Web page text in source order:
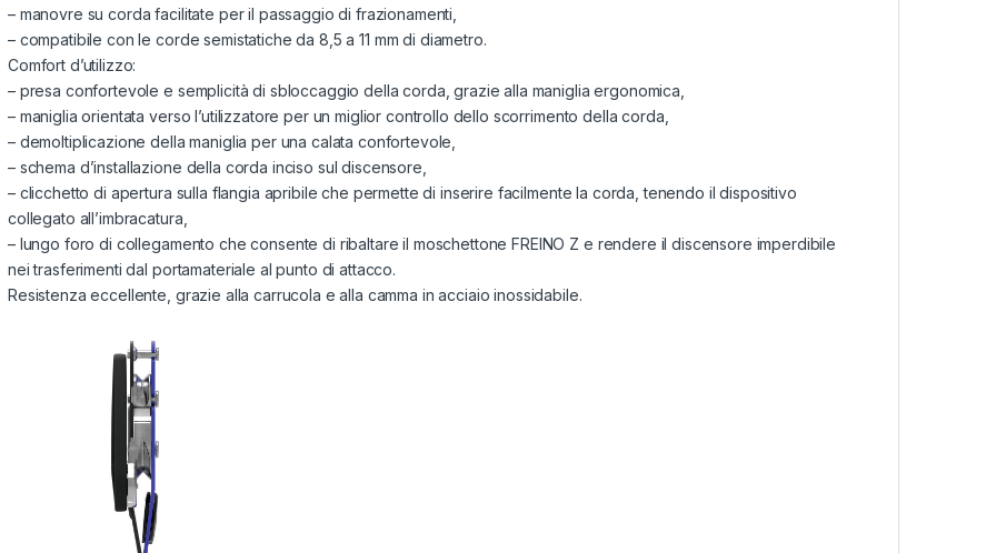
– manovre su corda facilitate per il passaggio di frazionamenti,
– compatibile con le corde semistatiche da 8,5 a 11 mm di diametro.
Comfort d’utilizzo:
– presa confortevole e semplicità di sbloccaggio della corda, grazie alla maniglia ergonomica,
– maniglia orientata verso l’utilizzatore per un miglior controllo dello scorrimento della corda,
– demoltiplicazione della maniglia per una calata confortevole,
– schema d’installazione della corda inciso sul discensore,
– clicchetto di apertura sulla flangia apribile che permette di inserire facilmente la corda, tenendo il dispositivo
collegato all’imbracatura,
– lungo foro di collegamento che consente di ribaltare il moschettone FREINO Z e rendere il discensore imperdibile
nei trasferimenti dal portamateriale al punto di attacco.
Resistenza eccellente, grazie alla carrucola e alla camma in acciaio inossidabile.